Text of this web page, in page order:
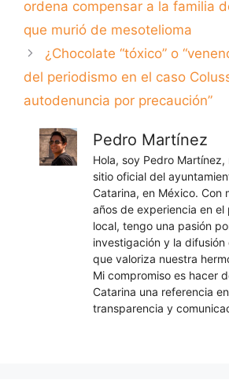
ordena compensar a la familia
que murió de mesotelioma
¿Chocolate “tóxico” o
del periodismo en el caso
autodenuncia por precaución”
Pedro Martínez
Hola, soy Pedro
sitio oficial del
Catarina, en México. Con
años de experiencia en el
local, tengo una pasión
investigación y la
que valoriza nuestra
Mi compromiso es hacer
Catarina una referencia
transparencia y